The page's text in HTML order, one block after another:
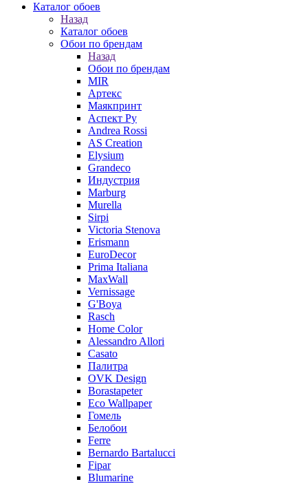
Каталог обоев
Назад
Каталог обоев
Обои по брендам
Назад
Обои по брендам
MIR
Артекс
Маякпринт
Аспект Ру
Andrea Rossi
AS Creation
Elysium
Grandeco
Индустрия
Marburg
Murella
Sirpi
Victoria Stenova
Erismann
EuroDecor
Prima Italiana
MaxWall
Vernissage
G'Boya
Rasch
Home Color
Alessandro Allori
Casato
Палитра
OVK Design
Borastapeter
Eco Wallpaper
Гомель
Белобои
Ferre
Bernardo Bartalucci
Fipar
Blumarine